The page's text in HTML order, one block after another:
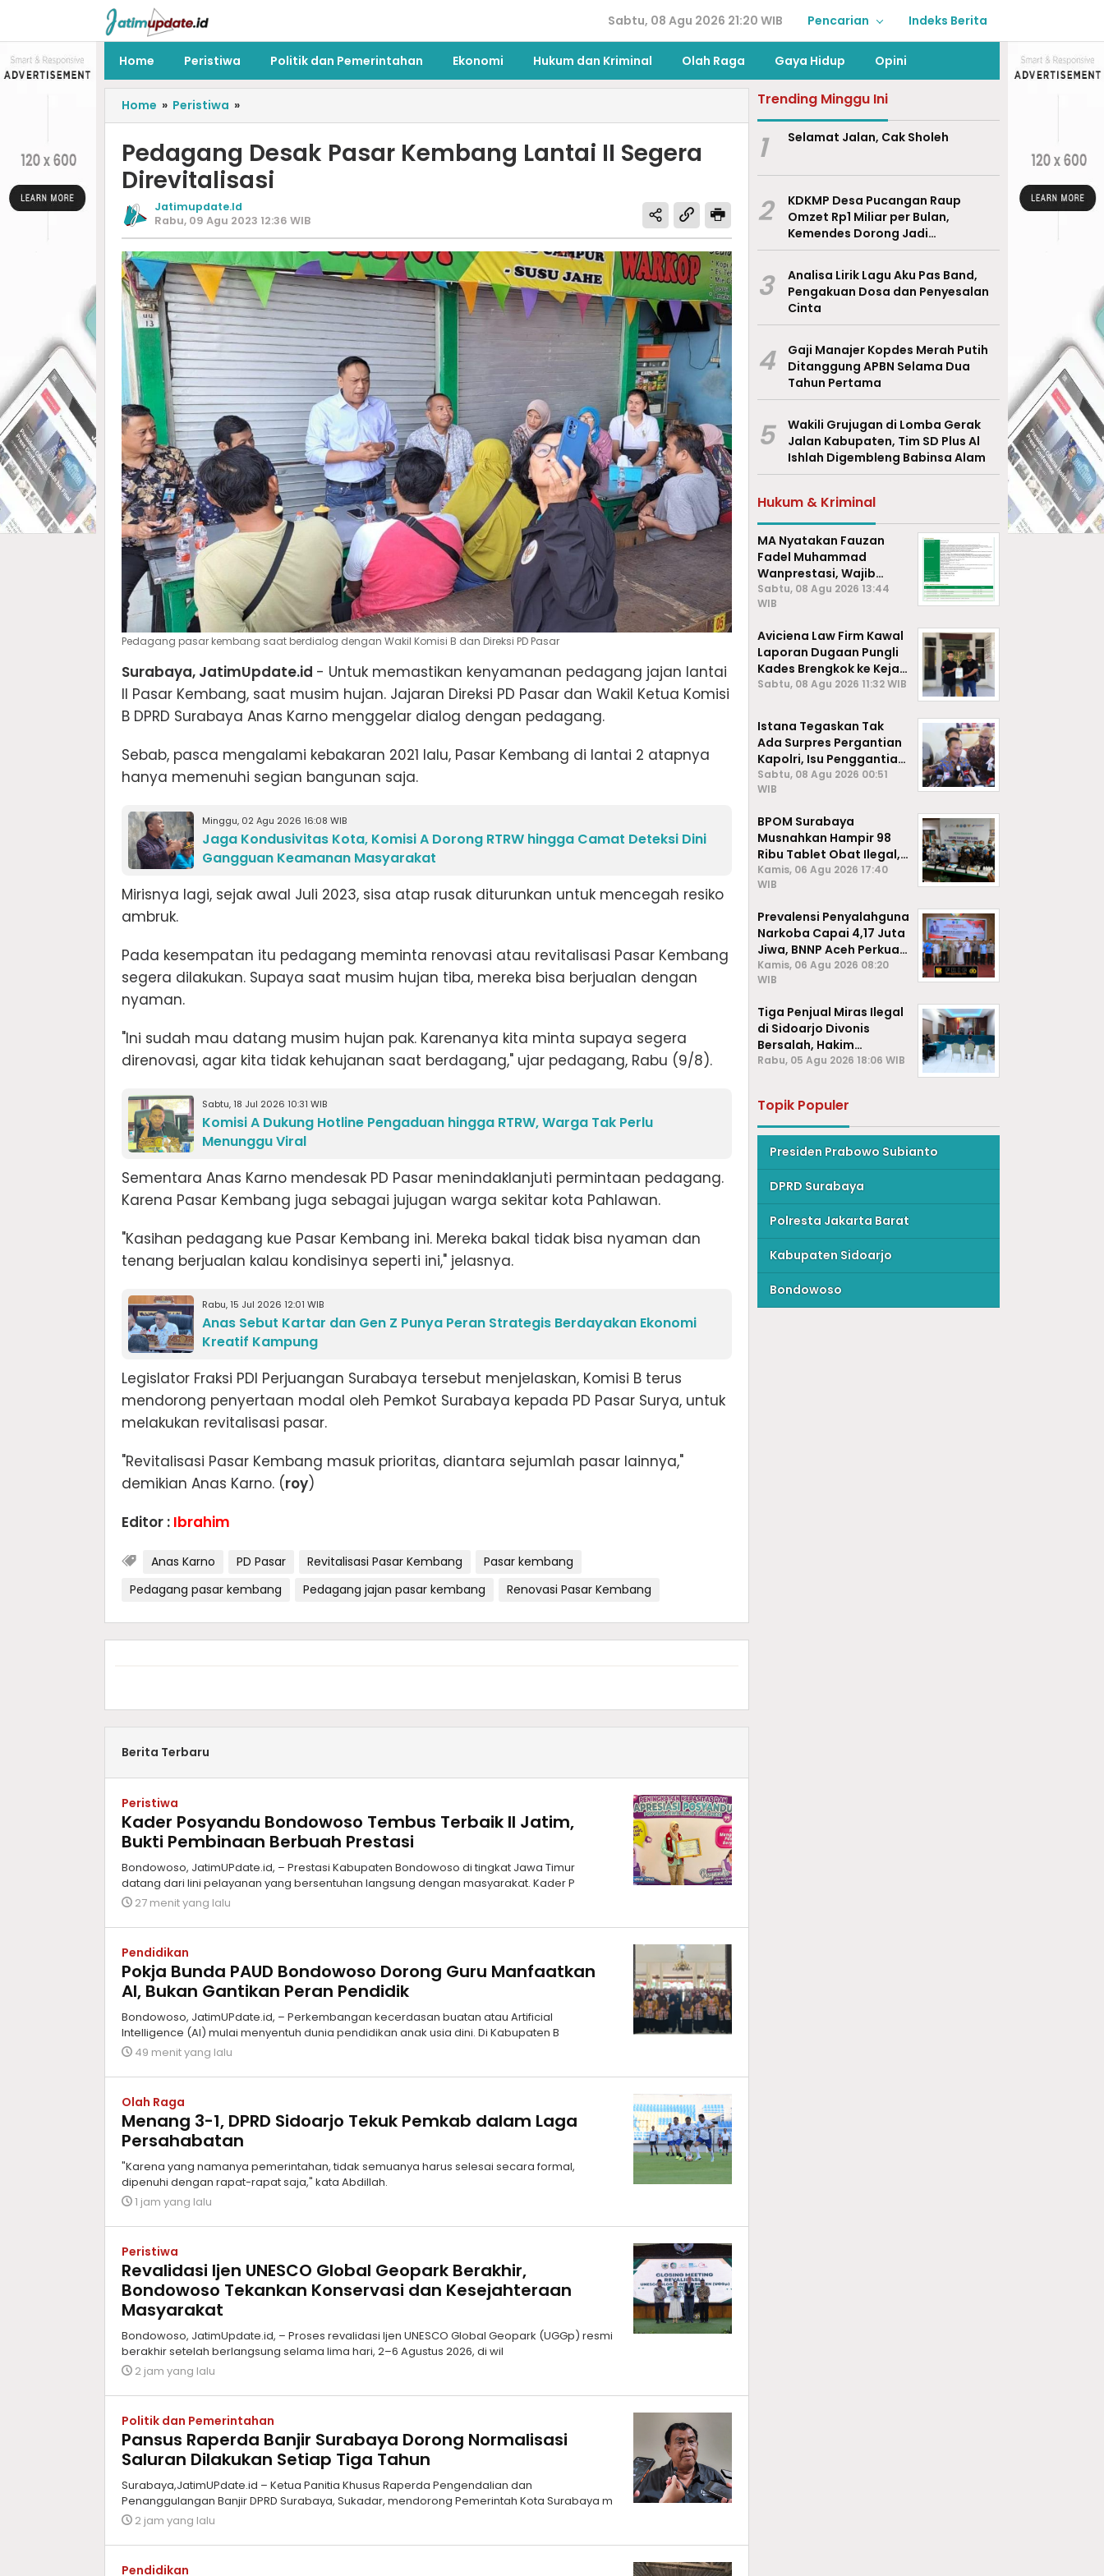
Sabtu, 08 Agu 2026 21:20 WIB Pencarian Indeks Berita
Home Peristiwa Politik dan Pemerintahan Ekonomi Hukum dan Kriminal Olah Raga Gaya Hidup Opini
Home » Peristiwa »
Pedagang Desak Pasar Kembang Lantai II Segera
Direvitalisasi
Jatimupdate.id
Rabu, 09 Agu 2023 12:36 WIB
Pedagang pasar kembang saat berdialog dengan Wakil Komisi B dan Direksi PD Pasar
Surabaya, JatimUpdate.id - Untuk memastikan kenyamanan pedagang jajan lantai
II Pasar Kembang, saat musim hujan. Jajaran Direksi PD Pasar dan Wakil Ketua Komisi
B DPRD Surabaya Anas Karno menggelar dialog dengan pedagang.
Sebab, pasca mengalami kebakaran 2021 lalu, Pasar Kembang di lantai 2 atapnya
hanya memenuhi segian bangunan saja.
Minggu, 02 Agu 2026 16:08 WIB
Jaga Kondusivitas Kota, Komisi A Dorong RTRW hingga Camat Deteksi Dini
Gangguan Keamanan Masyarakat
Mirisnya lagi, sejak awal Juli 2023, sisa atap rusak diturunkan untuk mencegah resiko
ambruk.
Pada kesempatan itu pedagang meminta renovasi atau revitalisasi Pasar Kembang
segera dilakukan. Supaya saat musim hujan tiba, mereka bisa berjualan dengan
nyaman.
"Ini sudah mau datang musim hujan pak. Karenanya kita minta supaya segera
direnovasi, agar kita tidak kehujanan saat berdagang," ujar pedagang, Rabu (9/8).
Sabtu, 18 Jul 2026 10:31 WIB
Komisi A Dukung Hotline Pengaduan hingga RTRW, Warga Tak Perlu
Menunggu Viral
Sementara Anas Karno mendesak PD Pasar menindaklanjuti permintaan pedagang.
Karena Pasar Kembang juga sebagai jujugan warga sekitar kota Pahlawan.
"Kasihan pedagang kue Pasar Kembang ini. Mereka bakal tidak bisa nyaman dan
tenang berjualan kalau kondisinya seperti ini," jelasnya.
Rabu, 15 Jul 2026 12:01 WIB
Anas Sebut Kartar dan Gen Z Punya Peran Strategis Berdayakan Ekonomi
Kreatif Kampung
Legislator Fraksi PDI Perjuangan Surabaya tersebut menjelaskan, Komisi B terus
mendorong penyertaan modal oleh Pemkot Surabaya kepada PD Pasar Surya, untuk
melakukan revitalisasi pasar.
"Revitalisasi Pasar Kembang masuk prioritas, diantara sejumlah pasar lainnya,"
demikian Anas Karno. (roy)
Editor : Ibrahim
Anas Karno PD Pasar Revitalisasi Pasar Kembang
Pasar kembang
Pedagang pasar kembang
Pedagang jajan pasar kembang Renovasi Pasar Kembang
Berita Terbaru
Peristiwa
Kader Posyandu Bondowoso Tembus Terbaik II Jatim,
Bukti Pembinaan Berbuah Prestasi
Bondowoso, JatimUPdate.id, – Prestasi Kabupaten Bondowoso di tingkat Jawa Timur
datang dari lini pelayanan yang bersentuhan langsung dengan masyarakat. Kader P
27 menit yang lalu
Pendidikan
Pokja Bunda PAUD Bondowoso Dorong Guru Manfaatkan
AI, Bukan Gantikan Peran Pendidik
Bondowoso, JatimUPdate.id, – Perkembangan kecerdasan buatan atau Artificial
Intelligence (AI) mulai menyentuh dunia pendidikan anak usia dini. Di Kabupaten B
49 menit yang lalu
Olah Raga
Menang 3-1, DPRD Sidoarjo Tekuk Pemkab dalam Laga
Persahabatan
"Karena yang namanya pemerintahan, tidak semuanya harus selesai secara formal,
dipenuhi dengan rapat-rapat saja," kata Abdillah.
1 jam yang lalu
Peristiwa
Revalidasi Ijen UNESCO Global Geopark Berakhir,
Bondowoso Tekankan Konservasi dan Kesejahteraan
Masyarakat
Bondowoso, JatimUpdate.id, – Proses revalidasi Ijen UNESCO Global Geopark (UGGp) resmi
berakhir setelah berlangsung selama lima hari, 2–6 Agustus 2026, di wil
2 jam yang lalu
Politik dan Pemerintahan
Pansus Raperda Banjir Surabaya Dorong Normalisasi
Saluran Dilakukan Setiap Tiga Tahun
Surabaya,JatimUPdate.id – Ketua Panitia Khusus Raperda Pengendalian dan
Penanggulangan Banjir DPRD Surabaya, Sukadar, mendorong Pemerintah Kota Surabaya m
2 jam yang lalu
Pendidikan
Trending Minggu Ini
1 Selamat Jalan, Cak Sholeh
2
KDKMP Desa Pucangan Raup
Omzet Rp1 Miliar per Bulan,
Kemendes Dorong Jadi
Percontohan Nasional
3
Analisa Lirik Lagu Aku Pas Band,
Pengakuan Dosa dan Penyesalan
Cinta
4
Gaji Manajer Kopdes Merah Putih
Ditanggung APBN Selama Dua
Tahun Pertama
5
Wakili Grujugan di Lomba Gerak
Jalan Kabupaten, Tim SD Plus Al
Ishlah Digembleng Babinsa Alam
Hukum & Kriminal
MA Nyatakan Fauzan
Fadel Muhammad
Wanprestasi, Wajib
Bayar Rp2,085 Miliar
Sabtu, 08 Agu 2026 13:44
WIB
Aviciena Law Firm Kawal
Laporan Dugaan Pungli
Kades Brengkok ke Kejari
Lamongan
Sabtu, 08 Agu 2026 11:32 WIB
Istana Tegaskan Tak
Ada Surpres Pergantian
Kapolri, Isu Penggantian
Listyo Sigit Dipastikan
Hoaks
Sabtu, 08 Agu 2026 00:51
WIB
BPOM Surabaya
Musnahkan Hampir 98
Ribu Tablet Obat Ilegal,
Cegah Penyalahgunaan
di Kalangan Pelajar
Kamis, 06 Agu 2026 17:40
WIB
Prevalensi Penyalahguna
Narkoba Capai 4,17 Juta
Jiwa, BNNP Aceh Perkuat
P4GN di Subulussalam
Kamis, 06 Agu 2026 08:20
WIB
Tiga Penjual Miras Ilegal
di Sidoarjo Divonis
Bersalah, Hakim
Jatuhkan Denda hingga
Rabu, 05 Agu 2026 18:06 WIB
Topik Populer
Presiden Prabowo Subianto
DPRD Surabaya
Polresta Jakarta Barat
Kabupaten Sidoarjo
Bondowoso